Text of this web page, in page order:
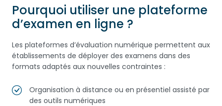
Pourquoi utiliser une plateforme
d’examen en ligne ?
Les plateformes d’évaluation numérique permettent aux
établissements de déployer des examens dans des
formats adaptés aux nouvelles contraintes :
Organisation à distance ou en présentiel assisté par
des outils numériques